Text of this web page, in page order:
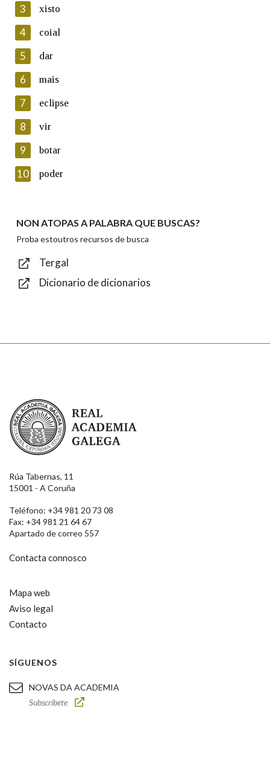
En cumprimento da normativa vixente en materia de
Protección de Datos de Carácter Persoal, a Real Academia
Galega informa a aqueles usuarios que faciliten o seu correo
electrónico, así como calquera outra información de carácter
persoal, que estes datos serán obxecto de tratamento
automatizado de carácter confidencial e incorporados aos seus
ficheiros informáticos. Así mesmo, os usuarios poderán exercer o
seu dereito de acceso, rectificación, oposición e cancelación dos
seus datos poñéndose en contacto connosco.
Lin e acepto as condicións da política de
Introduce o código que aparece na imaxe:
Texto de verificación
3 xisto
4 coial
5 dar
6 mais
7 eclipse
8 vir
9 botar
10 poder
NON ATOPAS A PALABRA QUE BUSCAS?
Proba estoutros recursos de busca
Tergal
Dicionario de dicionarios
Real Academia Galega
Rúa Tabernas, 11
15001 - A Coruña
Teléfono: +34 981 20 73 08
Fax: +34 981 21 64 67
Apartado de correo 557
Contacta connosco
Mapa web
Aviso legal
Contacto
SÍGUENOS
NOVAS DA ACADEMIA
Subscríbete